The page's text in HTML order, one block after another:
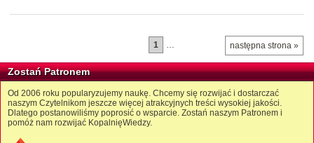
następna strona »
1 …
Zostań Patronem
Od 2006 roku popularyzujemy naukę. Chcemy się rozwijać i dostarczać
naszym Czytelnikom jeszcze więcej atrakcyjnych treści wysokiej jakości.
Dlatego postanowiliśmy poprosić o wsparcie. Zostań naszym Patronem i
pomóż nam rozwijać KopalnięWiedzy.